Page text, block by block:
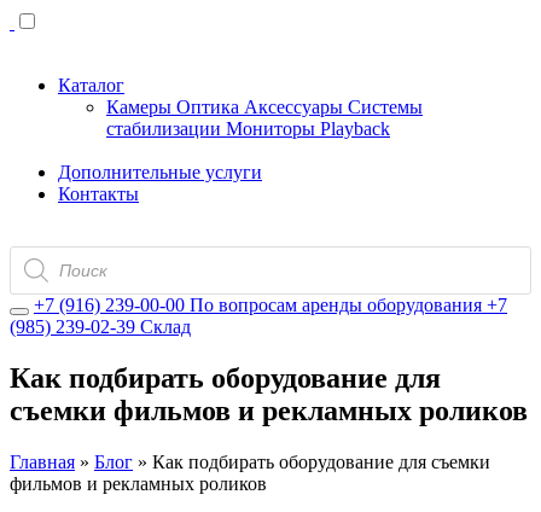
Каталог
Камеры Оптика Аксессуары Системы
стабилизации Мониторы Playback
Дополнительные услуги
Контакты
Поиск
товаров
+7 (916) 239-00-00 По вопросам аренды оборудования +7
(985) 239-02-39 Склад
Как подбирать оборудование для
съемки фильмов и рекламных роликов
Главная » Блог » Как подбирать оборудование для съемки
фильмов и рекламных роликов